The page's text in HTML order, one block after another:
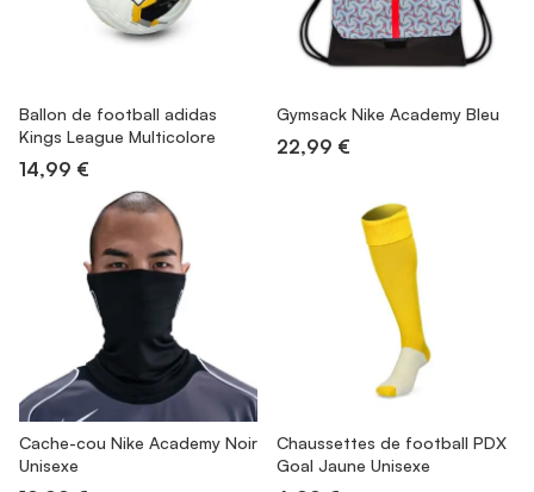
Ballon de football adidas
Kings League Multicolore
14,99 €
Gymsack Nike Academy Bleu
22,99 €
Cache-cou Nike Academy Noir
Unisexe
Chaussettes de football PDX
Goal Jaune Unisexe